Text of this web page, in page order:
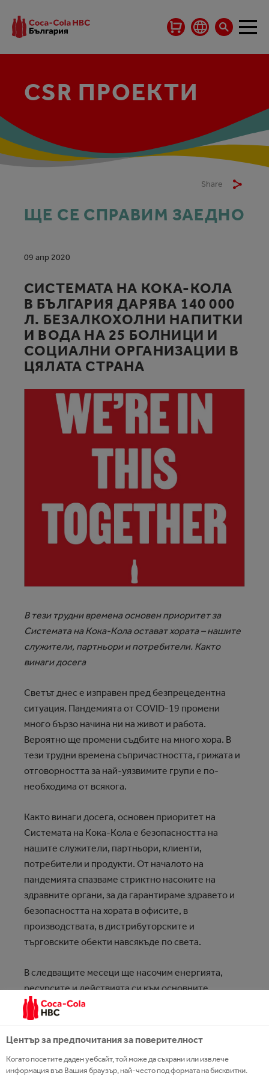
CSR ПРОЕКТИ
Share
ЩЕ СЕ СПРАВИМ ЗАЕДНО
09 апр 2020
СИСТЕМАТА НА КОКА-КОЛА
В БЪЛГАРИЯ ДАРЯВА 140 000
Л. БЕЗАЛКОХОЛНИ НАПИТКИ
И ВОДА НА 25 БОЛНИЦИ И
СОЦИАЛНИ ОРГАНИЗАЦИИ В
ЦЯЛАТА СТРАНА
В тези трудни времена основен приоритет за
Системата на Кока-Кола остават хората – нашите
служители, партньори и потребители. Както
винаги досега
Светът днес е изправен пред безпрецедентна
ситуация. Пандемията от COVID-19 промени
много бързо начина ни на живот и работа.
Вероятно ще промени съдбите на много хора. В
тези трудни времена съпричастността, грижата и
отговорността за най-уязвимите групи е по-
необходима от всякога.
Както винаги досега, основен приоритет на
Системата на Кока-Кола е безопасността на
нашите служители, партньори, клиенти,
потребители и продукти. От началото на
пандемията спазваме стриктно насоките на
здравните органи, за да гарантираме здравето и
безопасността на хората в офисите, в
производствата, в дистрибуторските и
търговските обекти навсякъде по света.
В следващите месеци ще насочим енергията,
ресурсите и действията си към основните
приоритети: да продължим да правим всичко
възможно, за да гарантираме безопасността и
осезаема промяна в общностите, в които работим.
Център за предпочитания за поверителност
Когато посетите даден уебсайт, той може да съхрани или извлече
информация във Вашия браузър, най-често под формата на бисквитки.